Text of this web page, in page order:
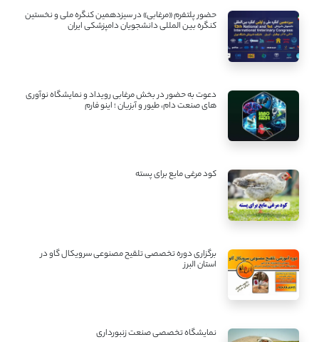
حضور پلتفرم «مرغابی» در سیزدهمین کنگره ملی و نخستین
کنگره بین ‌المللی دانشجویان دامپزشکی ایران
دعوت به حضور در بخش مرغابی رویداد و نمایشگاه نوآوری
های صنعت دام، طیور و آبزیان ؛ اینو فارم
کود مرغی مایع برای پسته
برگزاری دوره تخصصی تلقیح مصنوعی سرویکال گاو در
استان البرز
نمایشگاه تخصصی صنعت زنبورداری